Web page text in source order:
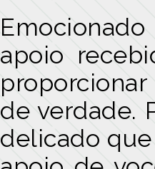
apoio
de verdade.
delicado